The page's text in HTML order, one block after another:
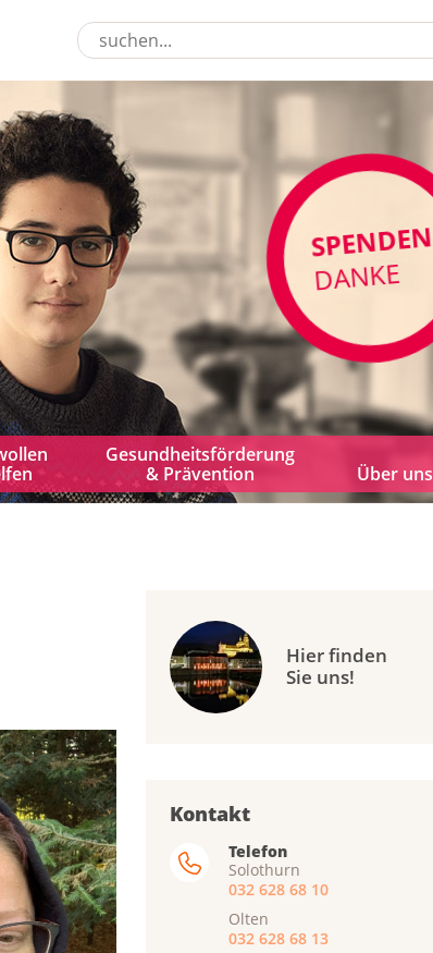
SPENDEN
DANKE
Gesundheitsförderung
& Prävention
Über uns
Hier finden
Sie uns!
Kontakt
Telefon
Solothurn
032 628 68 10
Olten
032 628 68 13